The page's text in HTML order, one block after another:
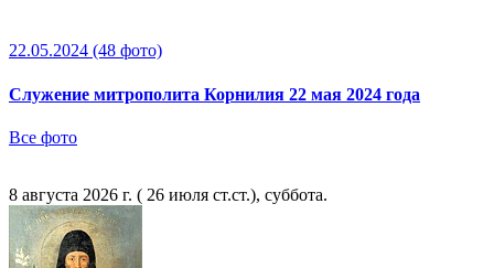
22.05.2024 (48 фото)
Служение митрополита Корнилия 22 мая 2024 года
Все фото
8 августа 2026 г. ( 26 июля ст.ст.), суббота.